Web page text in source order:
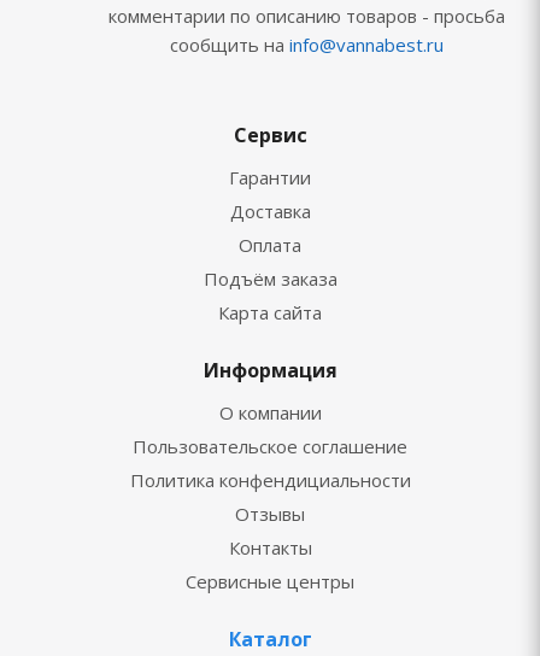
комментарии по описанию товаров - просьба
сообщить на info@vannabest.ru
Сервис
Гарантии
Доставка
Оплата
Подъём заказа
Карта сайта
Информация
О компании
Пользовательское соглашение
Политика конфендициальности
Отзывы
Контакты
Сервисные центры
Каталог